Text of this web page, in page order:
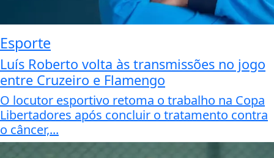
Esporte
Luís Roberto volta às transmissões no jogo
entre Cruzeiro e Flamengo
O locutor esportivo retoma o trabalho na Copa
Libertadores após concluir o tratamento contra
o câncer,...